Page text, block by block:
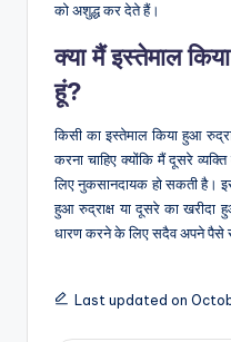
को अशुद्ध कर देते हैं।
क्या मैं इस्तेमाल
हूं?
किसी का इस्तेमाल किया हुआ
करना चाहिए क्योंकि मैं दूसरे
लिए नुकसानदायक हो सकती है।
हुआ रुद्राक्ष या दूसरे का खरीदा
धारण करने के लिए सदैव अपने पैसे से
Last updated on